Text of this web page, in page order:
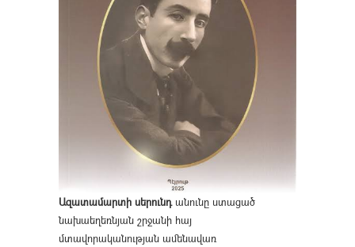
Ազատամարտի սերունդանունը ստացած
նախաեղեռնյան շրջանի հայ
մտավորականության ամենավառ